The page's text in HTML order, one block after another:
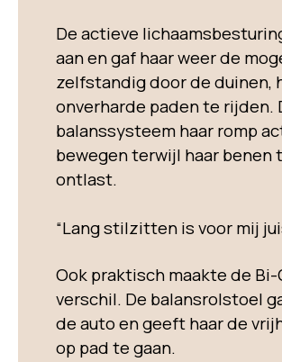
De actieve
aan en gaf haar weer de
zelfstandig door de duinen,
onverharde paden te rijden.
balanssysteem haar romp
bewegen terwijl haar
ontlast.
“Lang stilzitten is voor mij
Ook praktisch maakte de
verschil. De balansrolstoel
de auto en geeft haar de
op pad te gaan.